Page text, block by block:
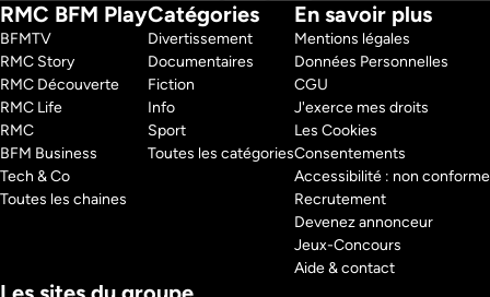
RMC BFM Play
BFMTV
RMC Story
RMC Découverte
RMC Life
RMC
BFM Business
Tech & Co
Toutes les chaines
Catégories
Divertissement
Documentaires
Fiction
Info
Sport
Toutes les catégories
En savoir plus
Mentions légales
Données Personnelles
CGU
J'exerce mes droits
Les Cookies
Consentements
Accessibilité : non conforme
Recrutement
Devenez annonceur
Jeux-Concours
Aide & contact